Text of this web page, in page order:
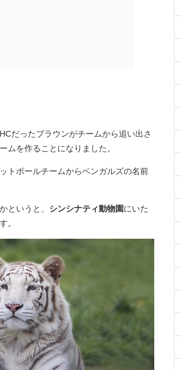
だったブラウンがチームから追い出さ
ムを作ることになりました。
トボールチームからベンガルズの名前
というと、 シンシナティ動物園にいた
。